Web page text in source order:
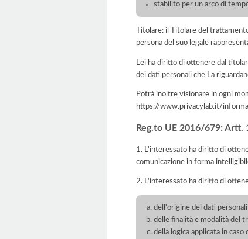
stabilito per un arco di
Titolare: il Titolare del
persona del suo legale
Lei ha diritto di ottenere dal
dei dati personali che La
Potrà inoltre visionare in ogni
https://www.privacylab.it/
Reg.to UE 2016/679:
1. L'interessato ha diritto di
comunicazione in forma
2. L'interessato ha diritto di
dell'origine dei dati
delle finalità e modalità del
della logica applicata in